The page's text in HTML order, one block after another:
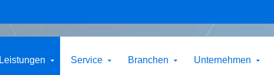
Leistungen Service Branchen Unternehmen